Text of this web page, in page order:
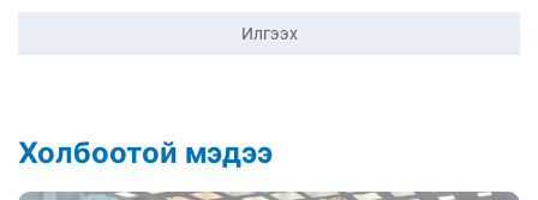
Илгээх
Холбоотой мэдээ